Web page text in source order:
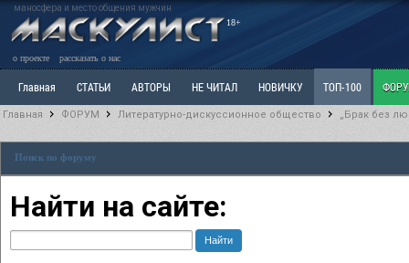
маносфера и место общения мужчин
18+
о проекте рассказать о нас
Главная СТАТЬИ АВТОРЫ НЕ ЧИТАЛ НОВИЧКУ ТОП-100
Ветка: Расстаюсь или Развожусь. САНЧАС Ветка: Наболевшее. Выскажись!
РАЗДЕЛ: Разное
Главная ФОРУМ Литературно-дискуссионное общество „Брак без
Поиск по форуму
Найти на сайте: